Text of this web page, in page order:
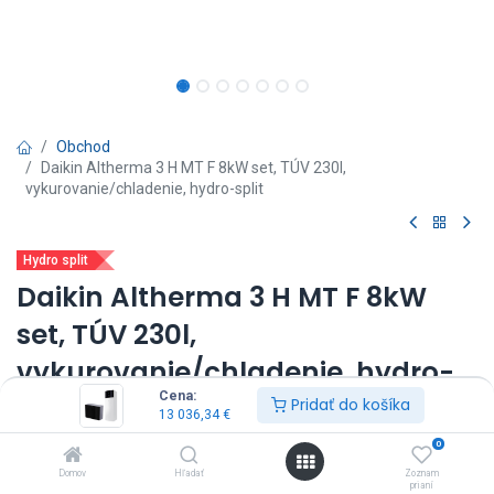
Cena:
13 036,34€ Pridať do košíka
Domov Hľadať
0
Zoznam
prianí
Obchod
Daikin Altherma 3 H MT F 8kW set, TÚV 230l,
vykurovanie/chladenie, hydro-split
Hydro split
Daikin Altherma 3 H MT F 8kW
set, TÚV 230l,
vykurovanie/chladenie, hydro-
(0 recenzia)
vnútorná jednotka: ETVX12S23E9W*